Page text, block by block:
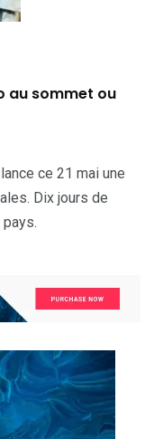
au sommet ou
ce 21 mai une
Dix jours de